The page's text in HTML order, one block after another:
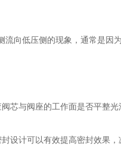
低压侧的现象，通常是因为
与阀座的工作面是否平整光
计可以有效提高密封效果，